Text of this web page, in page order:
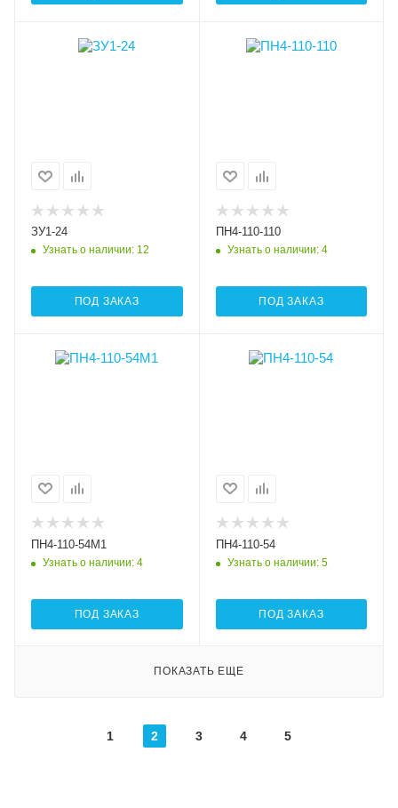
ЗУ1-24
Узнать о наличии: 12
ПОД ЗАКАЗ
ПН4-110-110
Узнать о наличии: 4
ПОД ЗАКАЗ
ПН4-110-54М1
Узнать о наличии: 4
ПОД ЗАКАЗ
ПН4-110-54
Узнать о наличии: 5
ПОД ЗАКАЗ
ПОКАЗАТЬ ЕЩЕ
1 2 3 4 5